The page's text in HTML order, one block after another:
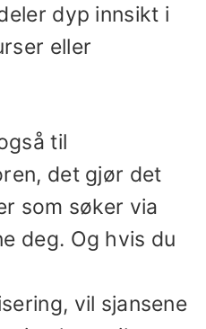
dyp innsikt i
eller
til
det gjør det
som søker via
deg. Og hvis du
vil sjansene